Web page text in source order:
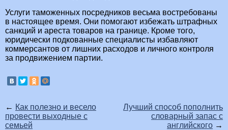
Услуги таможенных посредников весьма востребованы
в настоящее время. Они помогают избежать штрафных
санкций и ареста товаров на границе. Кроме того,
юридически подкованные специалисты избавляют
коммерсантов от лишних расходов и личного контроля
за продвижением партии.
← Как полезно и весело
провести выходные с
семьей
Лучший способ пополнить
словарный запас с
английского →